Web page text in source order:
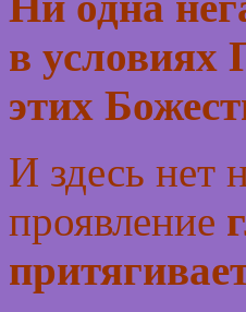
в условиях
этих
И здесь нет
проявление